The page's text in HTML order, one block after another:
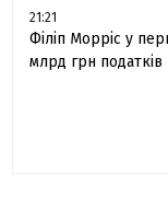
21:21
Філіп Морріс у
млрд грн податків